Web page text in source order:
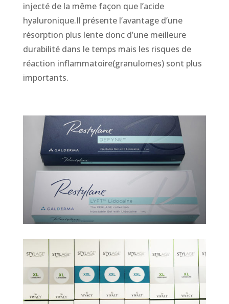
injecté de la même façon que l’acide
hyaluronique.Il présente l’avantage d’une
résorption plus lente donc d’une meilleure
durabilité dans le temps mais les risques de
réaction inflammatoire(granulomes) sont plus
importants.